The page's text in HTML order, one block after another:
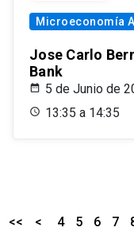
Microeconomía
Jose Carlo
Bank
5 de Junio de
13:35 a 14:35
<< < 4 5 6 7